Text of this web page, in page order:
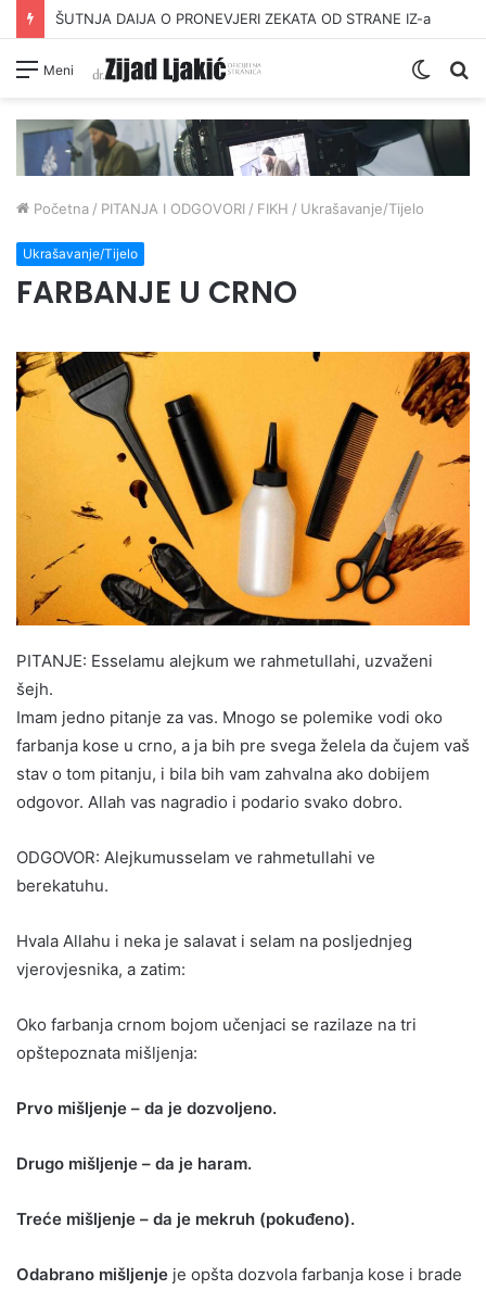
ŠUTNJA DAIJA O PRONEVJERI ZEKATA OD STRANE IZ-a
Meni
Switch
Početna / PITANJA I ODGOVORI / FIKH / Ukrašavanje/Tijelo
Ukrašavanje/Tijelo
FARBANJE U CRNO
PITANJE: Esselamu alejkum we rahmetullahi, uzvaženi
šejh.
Imam jedno pitanje za vas. Mnogo se polemike vodi oko
farbanja kose u crno, a ja bih pre svega želela da čujem vaš
stav o tom pitanju, i bila bih vam zahvalna ako dobijem
odgovor. Allah vas nagradio i podario svako dobro.
ODGOVOR: Alejkumusselam ve rahmetullahi ve
berekatuhu.
Hvala Allahu i neka je salavat i selam na posljednjeg
vjerovjesnika, a zatim:
Oko farbanja crnom bojom učenjaci se razilaze na tri
opštepoznata mišljenja:
Prvo mišljenje – da je dozvoljeno.
Drugo mišljenje – da je haram.
Treće mišljenje – da je mekruh (pokuđeno).
Odabrano mišljenje je opšta dozvola farbanja kose i brade